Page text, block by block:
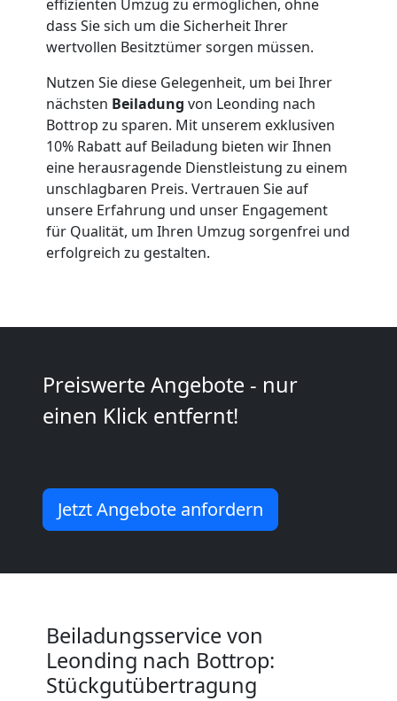
effizienten Umzug zu ermöglichen, ohne
dass Sie sich um die Sicherheit Ihrer
wertvollen Besitztümer sorgen müssen.
Nutzen Sie diese Gelegenheit, um bei Ihrer
nächsten Beiladung von Leonding nach
Bottrop zu sparen. Mit unserem exklusiven
10% Rabatt auf Beiladung bieten wir Ihnen
eine herausragende Dienstleistung zu einem
unschlagbaren Preis. Vertrauen Sie auf
unsere Erfahrung und unser Engagement
für Qualität, um Ihren Umzug sorgenfrei und
erfolgreich zu gestalten.
Preiswerte Angebote - nur
einen Klick entfernt!
Jetzt Angebote anfordern
Beiladungsservice von
Leonding nach Bottrop:
Stückgutübertragung
Qualitäts-
Umzüge
Leonding
Vereinsumzug
Leonding
National
International
Beiladung
Beiladung